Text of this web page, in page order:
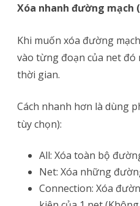
Xóa nhanh đường mạch
Khi muốn xóa đường
vào từng đoạn của net
thời gian.
Cách nhanh hơn là dùng
tùy chọn):
All: Xóa toàn bộ
Net: Xóa những
Connection: Xóa